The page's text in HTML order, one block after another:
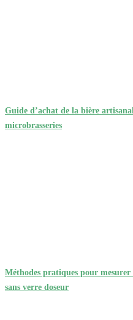
Guide d’achat de la bière
microbrasseries
Méthodes pratiques pour
sans verre doseur